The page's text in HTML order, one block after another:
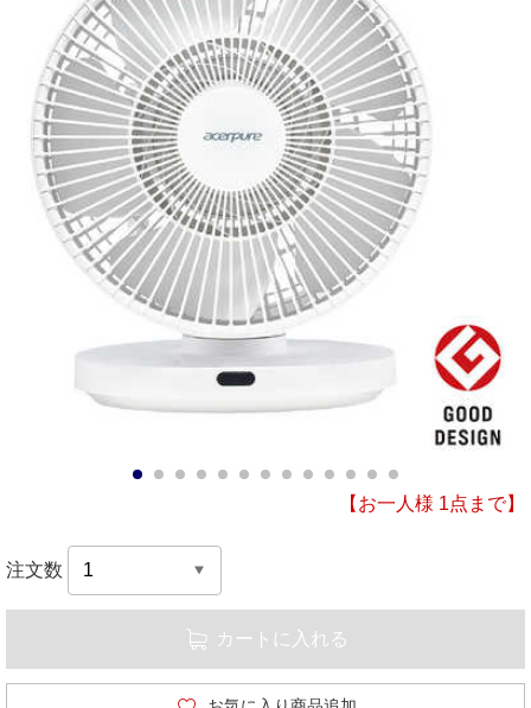
10 11 12
【お一人様 1点まで】
注文数
カートに入れる